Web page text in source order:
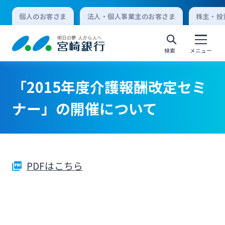
個人のお客さま 法人・個人事業主のお客さま 株主・
検索 メニュー
個人向けインターネットバンキング
ログオン
法人向けインターネットバンキング
「2015年度介護報酬改定セミ
ナー」の開催について
PDFはこちら